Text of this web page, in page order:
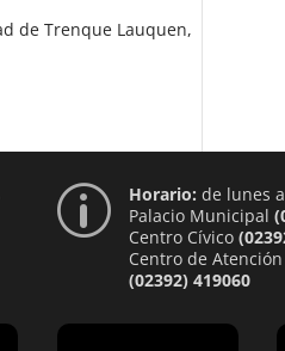
de Trenque Lauquen,
p Horario: de lunes
Palacio Municipal
Centro Cívico
Centro de
(02392) 419060